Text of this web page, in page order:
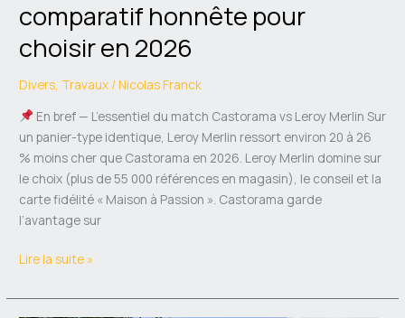
comparatif honnête pour
choisir en 2026
Divers, Travaux /Nicolas Franck
En bref — L’essentiel du match Castorama vs Leroy Merlin Sur
un panier-type identique, Leroy Merlin ressort environ 20 à 26
% moins cher que Castorama en 2026. Leroy Merlin domine sur
le choix (plus de 55 000 références en magasin), le conseil et la
carte fidélité « Maison à Passion ». Castorama garde
l’avantage sur
Lire la suite »